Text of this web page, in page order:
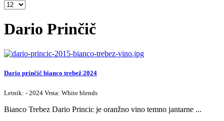
Dario Prinčič
Dario prinčič bianco trebež 2024
Letnik: - 2024 Vrsta: White blends
Bianco Trebez Dario Princic je oranžno vino temno jantarne ...